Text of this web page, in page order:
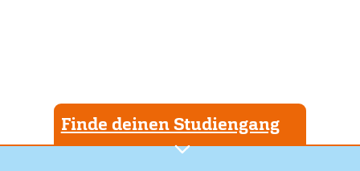
Finde deinen Studiengang